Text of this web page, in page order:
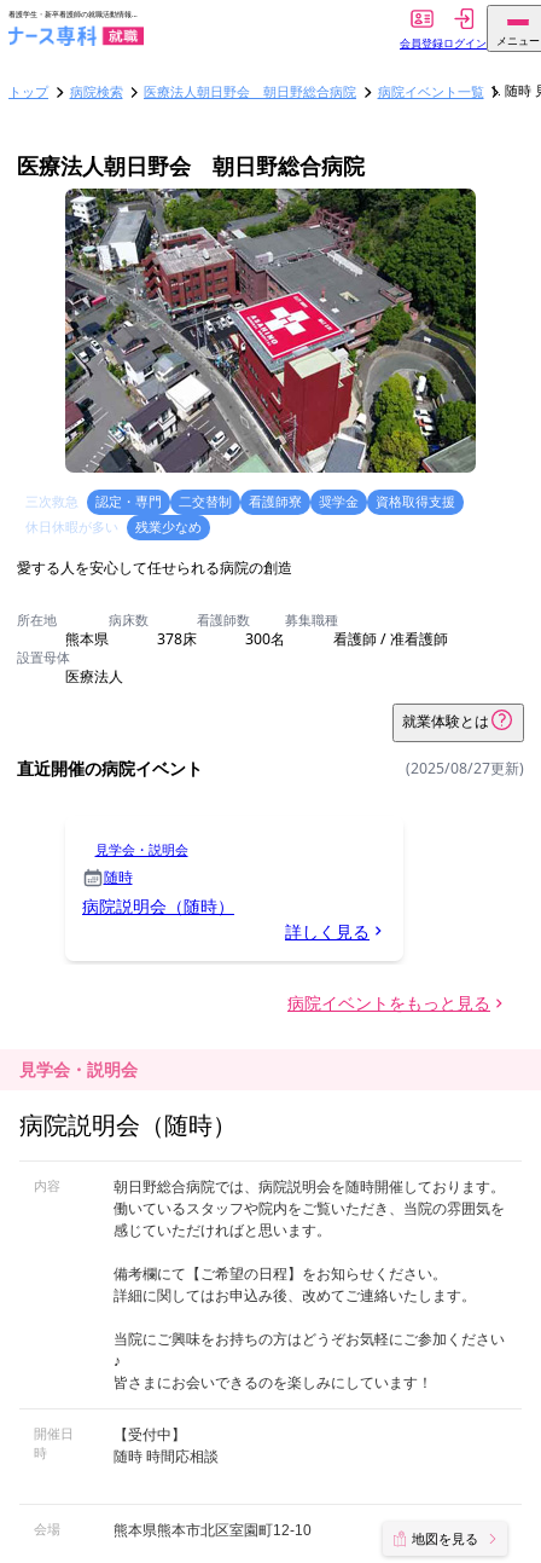
見学会・説明会
病院説明会（随時）
内容
朝日野総合病院では、病院説明会を随時開催しております。
働いているスタッフや院内をご覧いただき、当院の雰囲気を
感じていただければと思います。
備考欄にて【ご希望の日程】をお知らせください。
詳細に関してはお申込み後、改めてご連絡いたします。
当院にご興味をお持ちの方はどうぞお気軽にご参加ください
♪
皆さまにお会いできるのを楽しみにしています！
開催日
時
【受付中】
随時 時間応相談
会場 熊本県熊本市北区室園町12-10 地図を見る